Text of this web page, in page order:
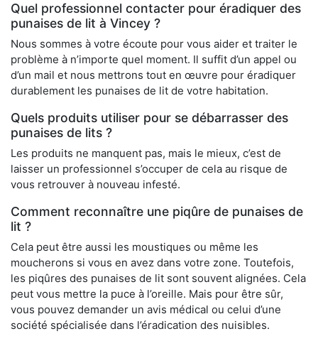
Quel professionnel contacter pour éradiquer des
punaises de lit à Vincey ?
Nous sommes à votre écoute pour vous aider et traiter le
problème à n’importe quel moment. Il suffit d’un appel ou
d’un mail et nous mettrons tout en œuvre pour éradiquer
durablement les punaises de lit de votre habitation.
Quels produits utiliser pour se débarrasser des
punaises de lits ?
Les produits ne manquent pas, mais le mieux, c’est de
laisser un professionnel s’occuper de cela au risque de
vous retrouver à nouveau infesté.
Comment reconnaître une piqûre de punaises de
lit ?
Cela peut être aussi les moustiques ou même les
moucherons si vous en avez dans votre zone. Toutefois,
les piqûres des punaises de lit sont souvent alignées. Cela
peut vous mettre la puce à l’oreille. Mais pour être sûr,
vous pouvez demander un avis médical ou celui d’une
société spécialisée dans l’éradication des nuisibles.